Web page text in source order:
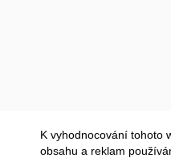
K vyhodnocování tohoto
obsahu a reklam